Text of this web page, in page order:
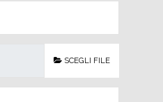
SCEGLI FILE